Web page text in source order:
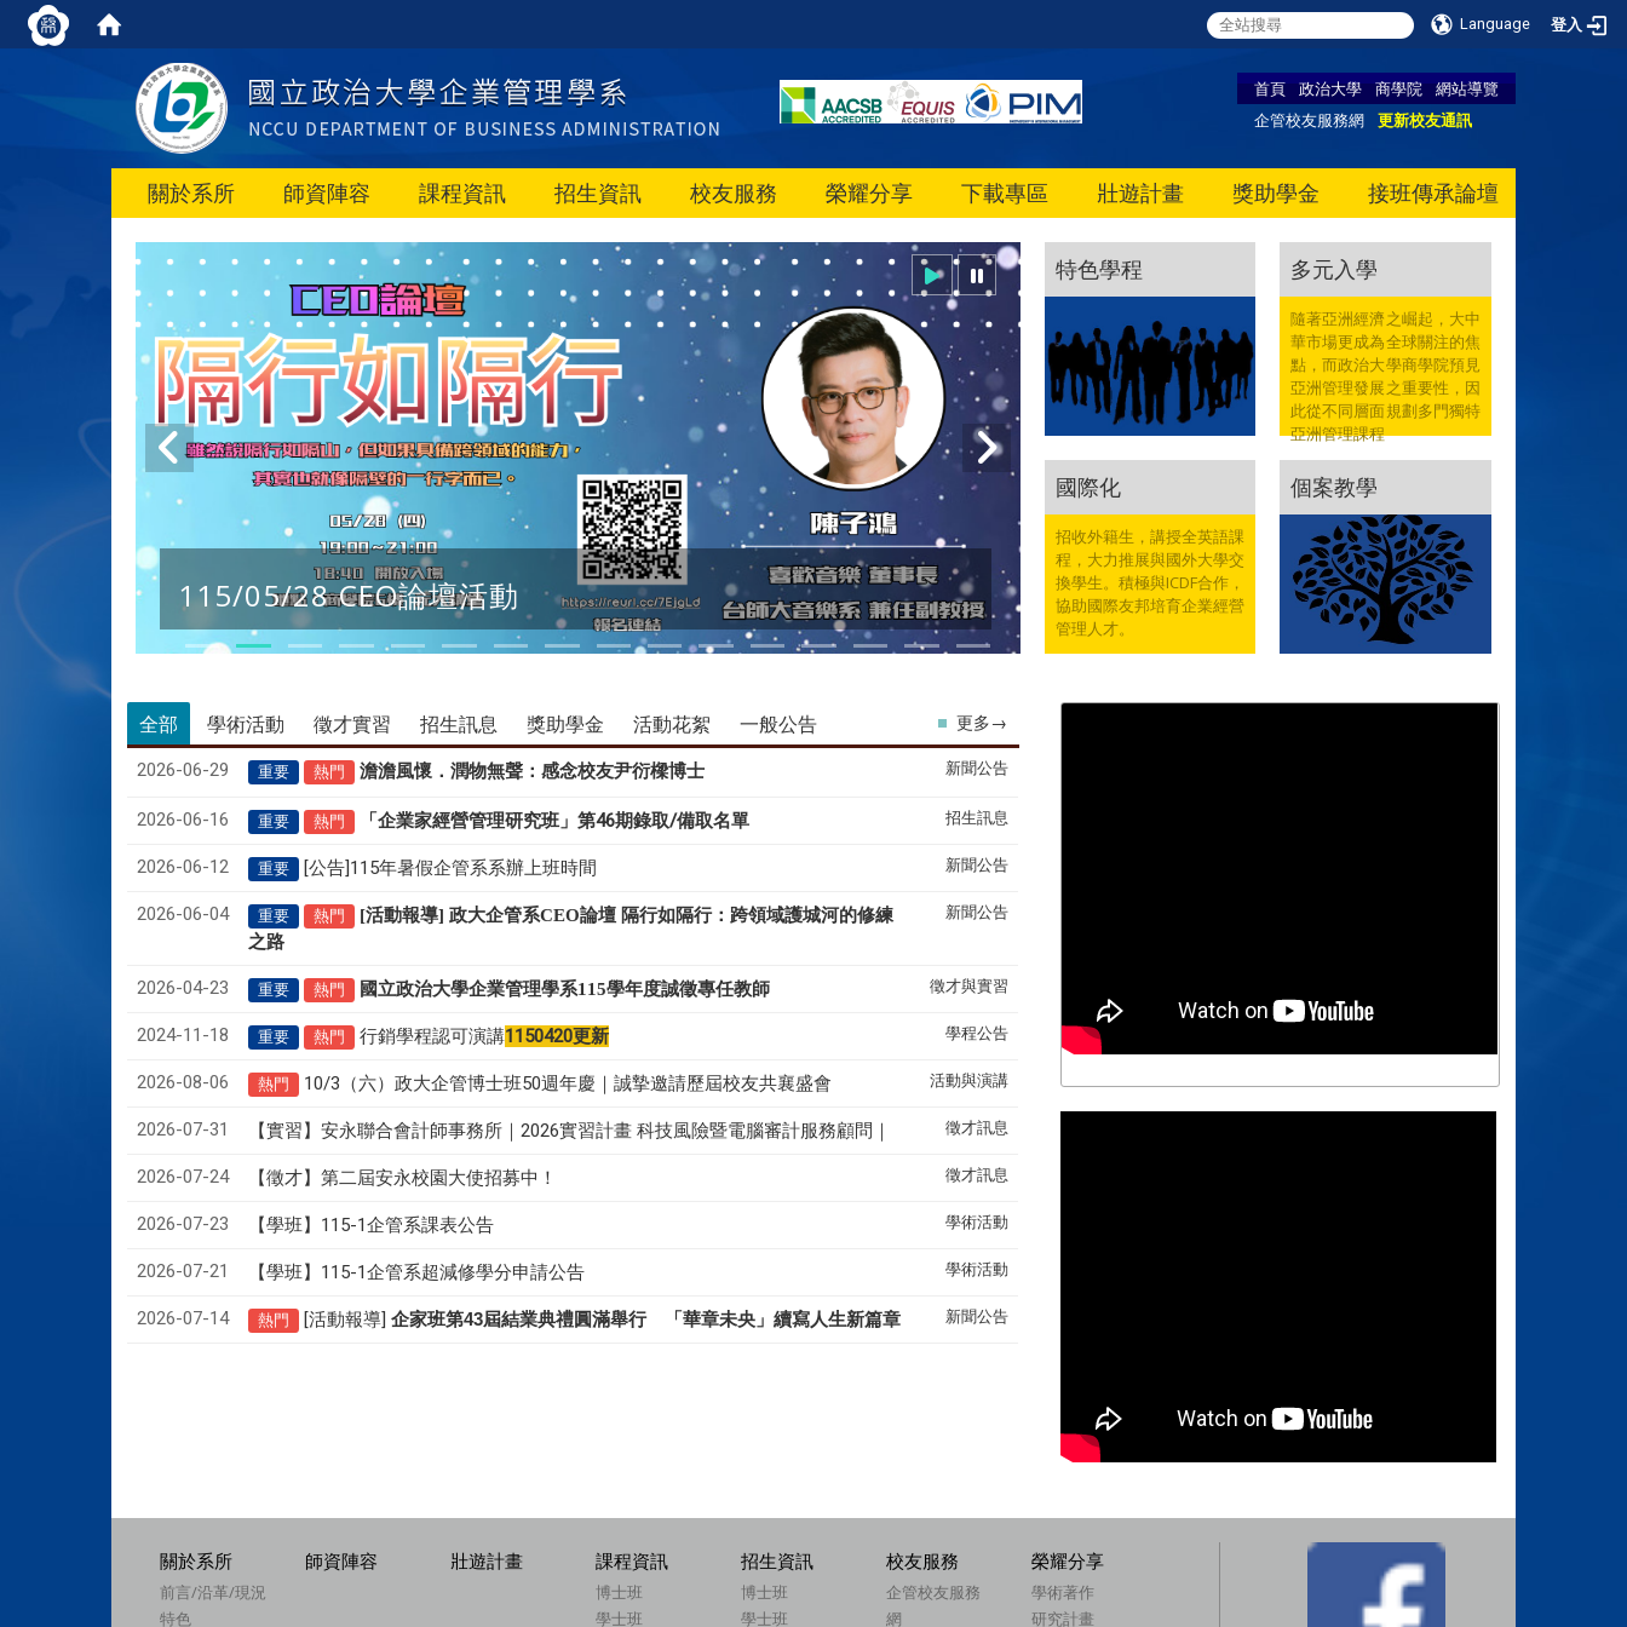
Language 登入
首頁 政治大學 商學院
網站導覽
企管校友服務網
更新校友通訊
關於系所 師資陣容 課程資訊 招生資訊 校友服務 榮耀分享 下載專區 壯遊計畫 獎助學金 接班傳承論壇
115/05/28 CEO論壇活動
特色學程 多元入學
隨著亞洲經濟之崛起，大中
華市場更成為全球關注的焦
點，而政治大學商學院預見
亞洲管理發展之重要性，因
此從不同層面規劃多門獨特
亞洲管理課程
國際化
招收外籍生，講授全英語課
程，大力推展與國外大學交
換學生。積極與ICDF合作，
協助國際友邦培育企業經營
管理人才。
個案教學
全部 學術活動 徵才實習 招生訊息 獎助學金 活動花絮 一般公告
2026-06-29 重要 熱門 澹澹風懷．潤物無聲： 感念校友尹衍樑博士 新聞公告
2026-06-16 重要 熱門 「企業家經營管理研究班」第46期錄取/備取名單 招生訊息
2026-06-12 重要 [公告]115年暑假企管系系辦上班時間 新聞公告
2026-06-04 重要 熱門
[活動報導] 政大企管系CEO論壇 隔行如隔行：跨領域護城河的修練
之路
新聞公告
2026-04-23 重要 熱門 國立政治大學企業管理學系115學年度誠徵專任教師 徵才與實習
2024-11-18 重要 熱門 行銷學程認可演講1150420更新 學程公告
2026-08-06 熱門 10/3（六）政大企管博士班50週年慶｜誠摯邀請歷屆校友共襄盛會 活動與演講
2026-07-31 【實習】安永聯合會計師事務所｜2026實習計畫 科技風險暨電腦審計服務顧問｜ 徵才訊息
2026-07-24 【徵才】第二屆安永校園大使招募中！ 徵才訊息
2026-07-23 【學班】115-1企管系課表公告 學術活動
2026-07-21 【學班】115-1企管系超減修學分申請公告 學術活動
2026-07-14 熱門 [活動報導]企家班第43屆結業典禮圓滿舉行 「華章未央」續寫人生新篇章 新聞公告
更多→
關於系所
前言/沿革/現況
特色
師資陣容 壯遊計畫 課程資訊
博士班
學士班
招生資訊
博士班
學士班
校友服務
企管校友服務
網
榮耀分享
學術著作
研究計畫